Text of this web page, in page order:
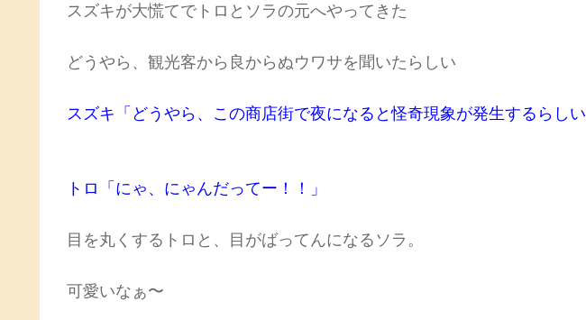
スズキが大慌てでトロとソラの元へやってきた
どうやら、観光客から良からぬウワサを聞いたらしい
スズキ「どうやら、この商店街で夜になると怪奇現象が発生するらしい
トロ「にゃ、にゃんだってー！！」
目を丸くするトロと、目がばってんになるソラ。
可愛いなぁ〜